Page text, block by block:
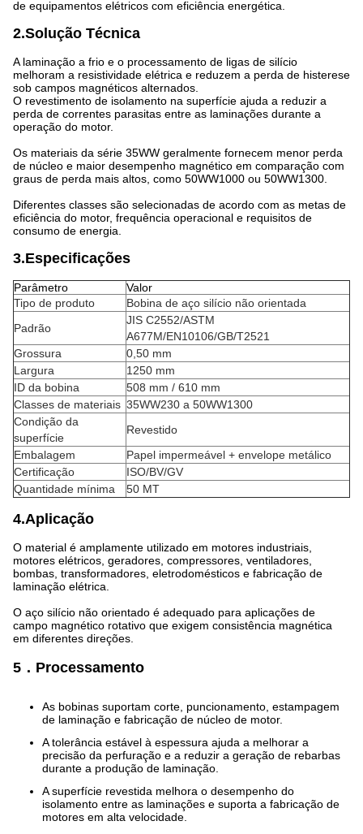
de equipamentos elétricos com eficiência energética.
2.Solução Técnica
A laminação a frio e o processamento de ligas de silício
melhoram a resistividade elétrica e reduzem a perda de histerese
sob campos magnéticos alternados.
O revestimento de isolamento na superfície ajuda a reduzir a
perda de correntes parasitas entre as laminações durante a
operação do motor.
Os materiais da série 35WW geralmente fornecem menor perda
de núcleo e maior desempenho magnético em comparação com
graus de perda mais altos, como 50WW1000 ou 50WW1300.
Diferentes classes são selecionadas de acordo com as metas de
eficiência do motor, frequência operacional e requisitos de
consumo de energia.
3.Especificações
Parâmetro
Valor
Tipo de produto
Bobina de aço silício não orientada
Padrão
JIS C2552/ASTM
A677M/EN10106/GB/T2521
Grossura
0,50 mm
Largura
1250 mm
ID da bobina
508 mm / 610 mm
Classes de materiais 35WW230 a 50WW1300
Condição da
superfície
Revestido
Embalagem
Papel impermeável + envelope metálico
Certificação
ISO/BV/GV
Quantidade mínima
50 MT
4.Aplicação
O material é amplamente utilizado em motores industriais,
motores elétricos, geradores, compressores, ventiladores,
bombas, transformadores, eletrodomésticos e fabricação de
laminação elétrica.
O aço silício não orientado é adequado para aplicações de
campo magnético rotativo que exigem consistência magnética
em diferentes direções.
5．Processamento
As bobinas suportam corte, puncionamento, estampagem
de laminação e fabricação de núcleo de motor.
A tolerância estável à espessura ajuda a melhorar a
precisão da perfuração e a reduzir a geração de rebarbas
durante a produção de laminação.
A superfície revestida melhora o desempenho do
isolamento entre as laminações e suporta a fabricação de
motores em alta velocidade.